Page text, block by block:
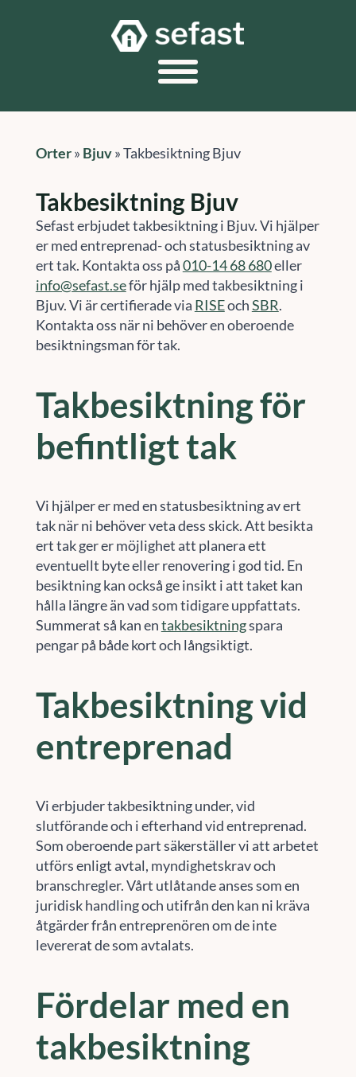
Orter» Bjuv»Takbesiktning Bjuv
Takbesiktning Bjuv
Sefast erbjudet takbesiktning i Bjuv. Vi hjälper
er med entreprenad- och statusbesiktning av
ert tak. Kontakta oss på010-14 68 680eller
info@sefast.seför hjälp med takbesiktning i
Bjuv. Vi är certifierade via RISEochSBR.
Kontakta oss när ni behöver en oberoende
besiktningsman för tak.
Takbesiktning för
befintligt tak
Vi hjälper er med en statusbesiktning av ert
tak när ni behöver veta dess skick. Att besikta
ert tak ger er möjlighet att planera ett
eventuellt byte eller renovering i god tid. En
besiktning kan också ge insikt i att taket kan
hålla längre än vad som tidigare uppfattats.
Summerat så kan entakbesiktningspara
pengar på både kort och långsiktigt.
Takbesiktning vid
entreprenad
Vi erbjuder takbesiktning under, vid
slutförande och i efterhand vid entreprenad.
Som oberoende part säkerställer vi att arbetet
utförs enligt avtal, myndighetskrav och
branschregler. Vårt utlåtande anses som en
juridisk handling och utifrån den kan ni kräva
åtgärder från entreprenören om de inte
levererat de som avtalats.
Fördelar med en
takbesiktning